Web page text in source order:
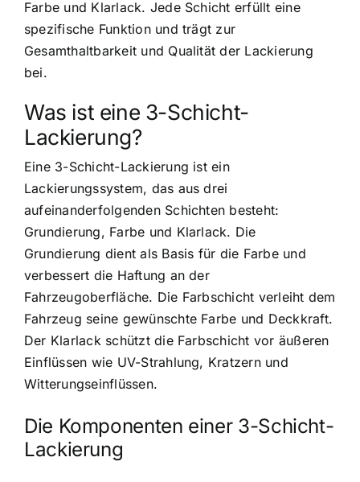
Farbe und Klarlack. Jede Schicht erfüllt eine
spezifische Funktion und trägt zur
Gesamthaltbarkeit und Qualität der Lackierung
bei.
Was ist eine 3-Schicht-
Lackierung?
Eine 3-Schicht-Lackierung ist ein
Lackierungssystem, das aus drei
aufeinanderfolgenden Schichten besteht:
Grundierung, Farbe und Klarlack. Die
Grundierung dient als Basis für die Farbe und
verbessert die Haftung an der
Fahrzeugoberfläche. Die Farbschicht verleiht dem
Fahrzeug seine gewünschte Farbe und Deckkraft.
Der Klarlack schützt die Farbschicht vor äußeren
Einflüssen wie UV-Strahlung, Kratzern und
Witterungseinflüssen.
Die Komponenten einer 3-Schicht-
Lackierung